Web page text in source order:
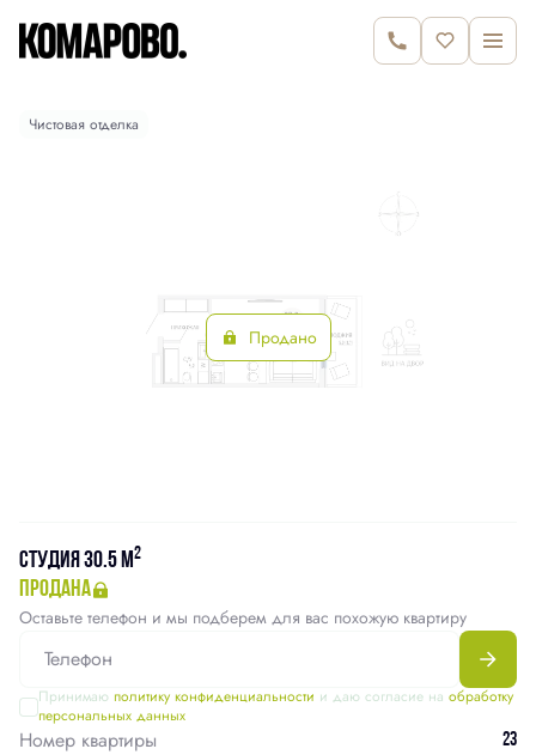
Студия30.5 м2 Цена по запросу
Чистовая отделка
Продано
Студия 30.5 м2
продана
Оставьте телефон и мы подберем для вас похожую квартиру
Принимаю политику конфиденциальности и даю согласие на обработку
персональных данных
Номер квартиры 23